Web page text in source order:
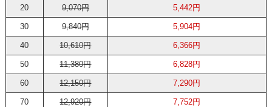
20 9,070円 5,442円
30 9,840円 5,904円
40 10,610円 6,366円
50 11,380円 6,828円
60 12,150円 7,290円
70 12,920円 7,752円